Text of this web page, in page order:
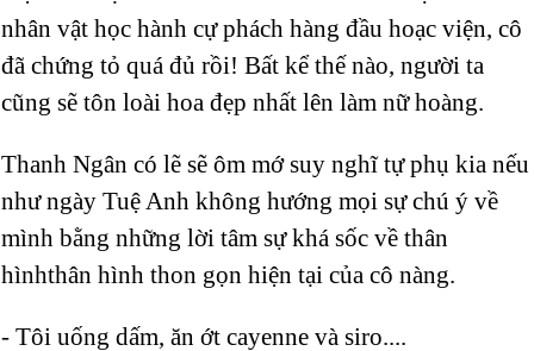
nhân vật học hành cự phách hàng đầu hoạc viện, cô
đã chứng tỏ quá đủ rồi! Bất kể thế nào, người ta
cũng sẽ tôn loài hoa đẹp nhất lên làm nữ hoàng.
Thanh Ngân có lẽ sẽ ôm mớ suy nghĩ tự phụ kia nếu
như ngày Tuệ Anh không hướng mọi sự chú ý về
mình bằng những lời tâm sự khá sốc về thân
hìnhthân hình thon gọn hiện tại của cô nàng.
- Tôi uống dấm, ăn ớt cayenne và siro....